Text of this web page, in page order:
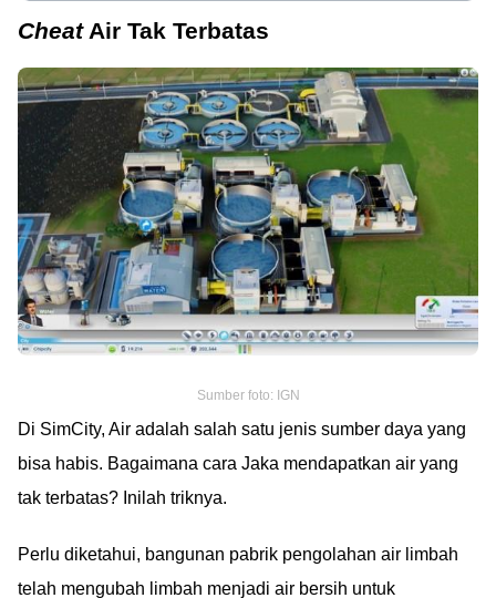
CheatAir Tak Terbatas
Sumber foto: IGN
Di SimCity, Air adalah salah satu jenis sumber daya yang
bisa habis. Bagaimana cara Jaka mendapatkan air yang
tak terbatas? Inilah triknya.
Perlu diketahui, bangunan pabrik pengolahan air limbah
telah mengubah limbah menjadi air bersih untuk